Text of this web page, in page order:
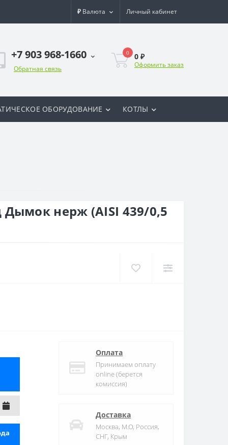
₽ Валюта Личный кабинет
+7 903 968-1660
Обратная связь
0 0 ₽
Оформить заказ
ОБОРУДОВАНИЕ КОТЛЫ
нерж (AISI 439/0,5
Оплата
Принимаем оплату
online (берется
комиссия)
Доставка
Москва, М.О, Россия,
СНГ, Крым